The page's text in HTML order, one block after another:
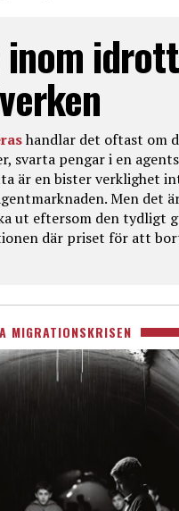
handlar det oftast om
svarta pengar i en
är en bister verklighet
Men det
ut eftersom den tydligt
där priset för att
MIGRATIONSKRISEN